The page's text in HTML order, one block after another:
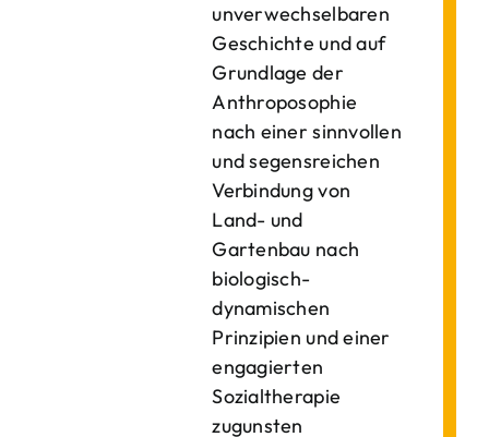
unverwechselbaren
Geschichte und auf
Grundlage der
Anthroposophie
nach einer sinnvollen
und segensreichen
Verbindung von
Land- und
Gartenbau nach
biologisch-
dynamischen
Prinzipien und einer
engagierten
Sozialtherapie
zugunsten